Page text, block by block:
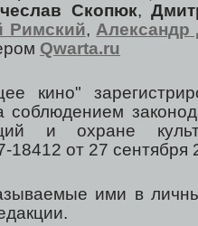
Скопюк,
Римский,Александр
Qwarta.ru
кино"
соблюдением
и охране
от 27 сентября
ими в